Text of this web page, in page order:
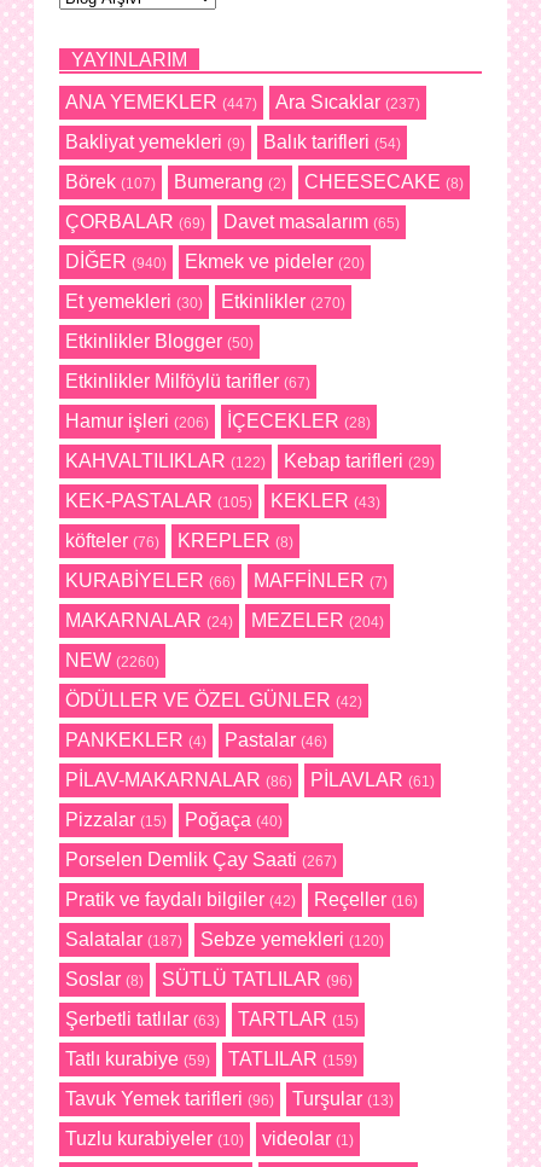
YAYINLARIM
ANA YEMEKLER (447) Ara Sıcaklar (237)
Bakliyat yemekleri (9) Balık tarifleri (54)
Börek (107) Bumerang (2) CHEESECAKE (8)
ÇORBALAR (69) Davet masalarım (65)
DİĞER (940) Ekmek ve pideler (20)
Et yemekleri (30) Etkinlikler (270)
Etkinlikler Blogger (50)
Etkinlikler Milföylü tarifler (67)
Hamur işleri (206) İÇECEKLER (28)
KAHVALTILIKLAR (122) Kebap tarifleri (29)
KEK-PASTALAR (105) KEKLER (43)
köfteler (76) KREPLER (8)
KURABİYELER (66) MAFFİNLER (7)
MAKARNALAR (24) MEZELER (204)
NEW (2260)
ÖDÜLLER VE ÖZEL GÜNLER (42)
PANKEKLER (4) Pastalar (46)
PİLAV-MAKARNALAR (86) PİLAVLAR (61)
Pizzalar (15) Poğaça (40)
Porselen Demlik Çay Saati (267)
Pratik ve faydalı bilgiler (42) Reçeller (16)
Salatalar (187) Sebze yemekleri (120)
Soslar (8) SÜTLÜ TATLILAR (96)
Şerbetli tatlılar (63) TARTLAR (15)
Tatlı kurabiye (59) TATLILAR (159)
Tavuk Yemek tarifleri (96) Turşular (13)
Tuzlu kurabiyeler (10) videolar (1)